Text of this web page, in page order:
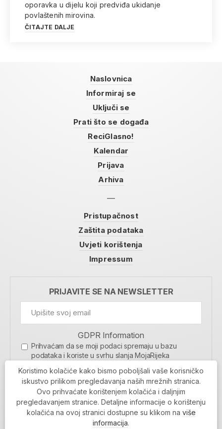
oporavka u dijelu koji predviđa ukidanje
povlaštenih mirovina.
ČITAJTE DALJE
Naslovnica
Informiraj se
Uključi se
Prati što se događa
ReciGlasno!
Kalendar
Prijava
Arhiva
Pristupačnost
Zaštita podataka
Uvjeti korištenja
Impressum
PRIJAVITE SE NA NEWSLETTER
GDPR Information
Prihvaćam da se moji podaci spremaju u bazu
podataka i koriste u svrhu slanja MojaRijeka
MOJARIJEKA NEWSLETTER
PRIJAVI SE
Koristimo kolačiće kako bismo poboljšali vaše korisničko
iskustvo prilikom pregledavanja naših mrežnih stranica.
Ovo prihvaćate korištenjem kolačića i daljnjim
pregledavanjem stranice. Detaljne informacije o korištenju
kolačića na ovoj stranici dostupne su klikom na više
informacija.